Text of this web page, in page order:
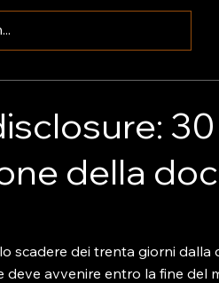
della
scadere dei trenta giorni
deve avvenire entro la fine del